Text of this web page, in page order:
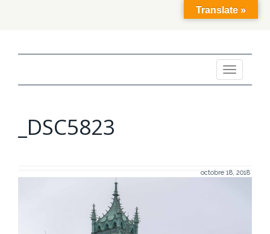
Toggle
navigation
_DSC5823
octobre 18, 2018
Translate »